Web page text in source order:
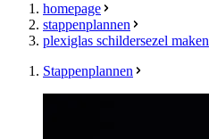
homepage
stappenplannen
plexiglas schildersezel maken
Stappenplannen